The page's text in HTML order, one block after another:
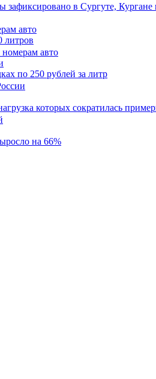
зафиксировано в Сургуте, Кургане
авто
литров
по 250 рублей за литр
которых сократилась
на 66%